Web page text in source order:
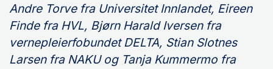
Andre Torve fra Universitet Innlandet, Eireen
Finde fra HVL, Bjørn Harald Iversen fra
vernepleierfobundet DELTA, Stian Slotnes
Larsen fra NAKU og Tanja Kummermo fra